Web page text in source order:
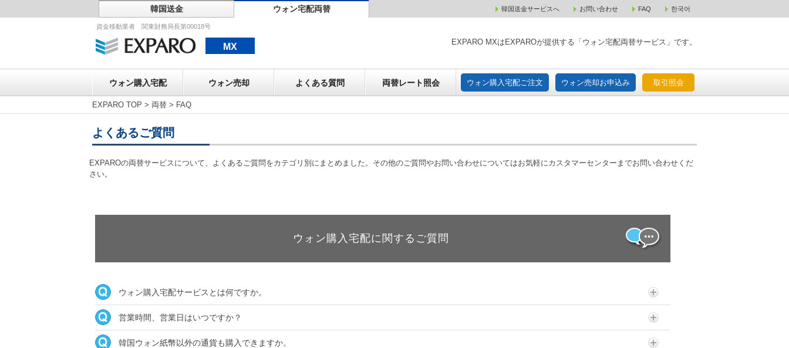
韓国送金 ウォン宅配両替 韓国送金サービスへ お問い合わせ FAQ 한국어
資金移動業者 関東財務局長第00018号
MX EXPARO MXはEXPAROが提供する「ウォン宅配両替サービス」です。
ウォン購入宅配 ウォン売却 よくある質問 両替レート照会 ウォン購入宅配ご注文 ウォン売却お申込み 取引照会
ウォン売却 ウォン購入宅配ご注文 ウォン売却お申込み 取引照会
EXPARO TOP > 両替 > FAQ
よくあるご質問
EXPAROの両替サービスについて、よくあるご質問をカテゴリ別にまとめました。その他のご質問やお問い合わせについてはお気軽にカスタマーセンターまでお問い合わせくだ
さい。
ウォン購入宅配に関するご質問
ウォン購入宅配サービスとは何ですか。
営業時間、営業日はいつですか？
韓国ウォン紙幣以外の通貨も購入できますか。